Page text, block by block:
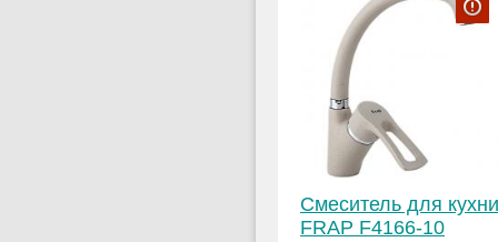
Смеситель для кухни
FRAP F4166-10